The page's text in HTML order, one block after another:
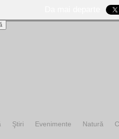
Ştiri Evenimente Natură